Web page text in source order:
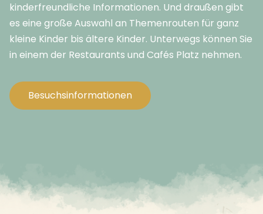
kinderfreundliche Informationen. Und draußen gibt
es eine große Auswahl an Themenrouten für ganz
kleine Kinder bis ältere Kinder. Unterwegs können Sie
in einem der Restaurants und Cafés Platz nehmen.
Besuchsinformationen